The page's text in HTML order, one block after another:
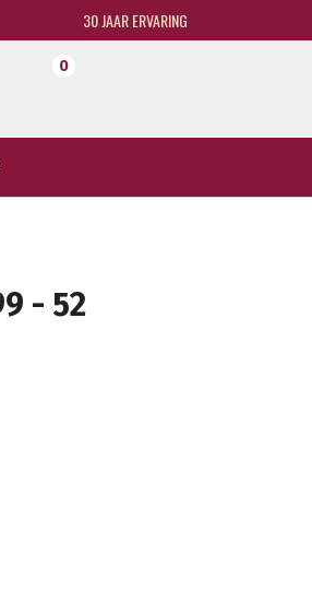
30 JAAR ERVARING
0
- 52